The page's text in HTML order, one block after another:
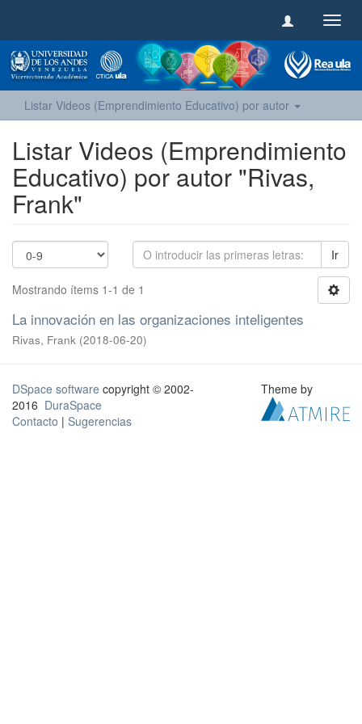
Listar Videos (Emprendimiento Educativo) por autor
Listar Videos (Emprendimiento
Educativo) por autor "Rivas,
Frank"
Ir
Mostrando ítems 1-1 de 1
La innovación en las organizaciones inteligentes
Rivas, Frank (2018-06-20)
DSpace software copyright © 2002-
2016 DuraSpace
Contacto | Sugerencias
Theme by